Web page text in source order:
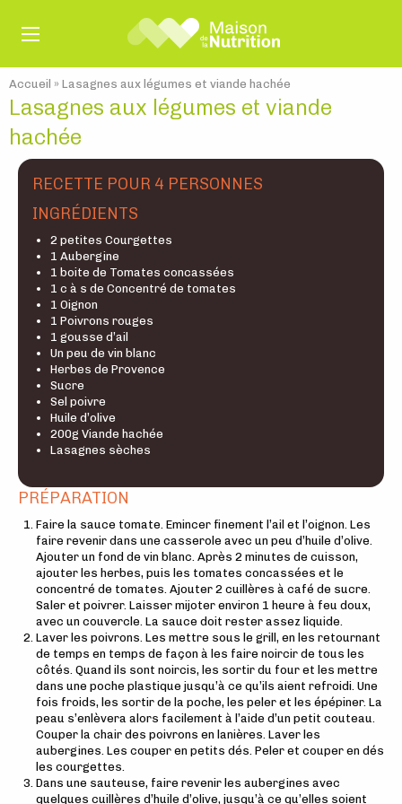
Accueil » Lasagnes aux légumes et viande hachée
Lasagnes aux légumes et viande
hachée
RECETTE POUR 4 PERSONNES
INGRÉDIENTS
2 petites Courgettes
1 Aubergine
1 boite de Tomates concassées
1 c à s de Concentré de tomates
1 Oignon
1 Poivrons rouges
1 gousse d’ail
Un peu de vin blanc
Herbes de Provence
Sucre
Sel poivre
Huile d’olive
200g Viande hachée
Lasagnes sèches
PRÉPARATION
Faire la sauce tomate. Emincer finement l’ail et l’oignon. Les
faire revenir dans une casserole avec un peu d’huile d’olive.
Ajouter un fond de vin blanc. Après 2 minutes de cuisson,
ajouter les herbes, puis les tomates concassées et le
concentré de tomates. Ajouter 2 cuillères à café de sucre.
Saler et poivrer. Laisser mijoter environ 1 heure à feu doux,
avec un couvercle. La sauce doit rester assez liquide.
Laver les poivrons. Les mettre sous le grill, en les retournant
de temps en temps de façon à les faire noircir de tous les
côtés. Quand ils sont noircis, les sortir du four et les mettre
dans une poche plastique jusqu’à ce qu’ils aient refroidi. Une
fois froids, les sortir de la poche, les peler et les épépiner. La
peau s’enlèvera alors facilement à l’aide d’un petit couteau.
Couper la chair des poivrons en lanières. Laver les
aubergines. Les couper en petits dés. Peler et couper en dés
les courgettes.
Dans une sauteuse, faire revenir les aubergines avec
quelques cuillères d’huile d’olive, jusqu’à ce qu’elles soient